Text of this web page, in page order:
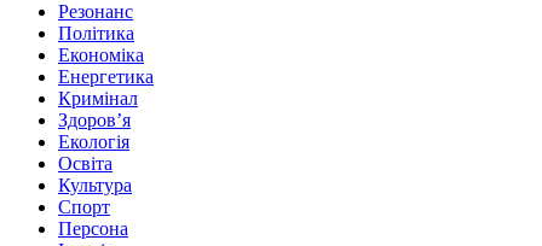
Резонанс
Політика
Економіка
Енергетика
Кримінал
Здоров’я
Екологія
Освіта
Культура
Спорт
Персона